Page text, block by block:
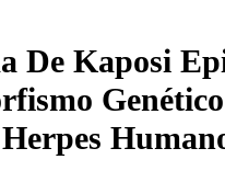
De Kaposi
Herpes